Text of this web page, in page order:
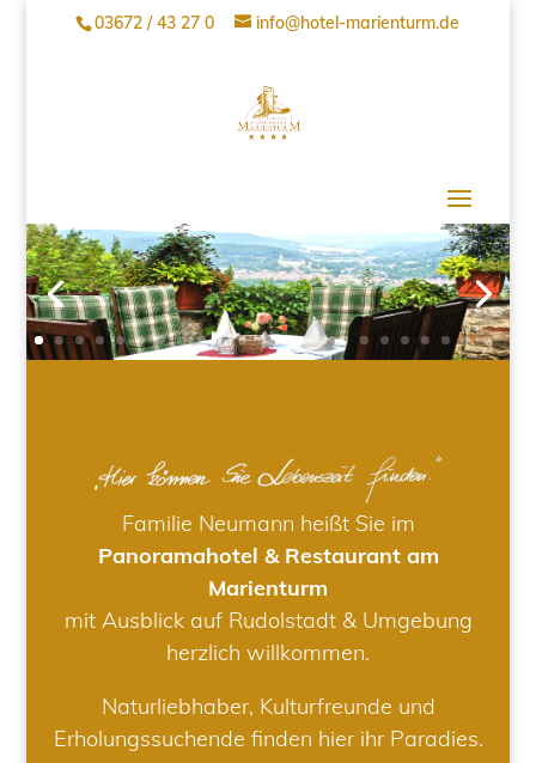
03672 / 43 27 0 info@hotel-marienturm.de
Familie Neumann heißt Sie im
Panoramahotel & Restaurant am
Marienturm
mit Ausblick auf Rudolstadt & Umgebung
herzlich willkommen.
Naturliebhaber, Kulturfreunde und
Erholungssuchende finden hier ihr Paradies.